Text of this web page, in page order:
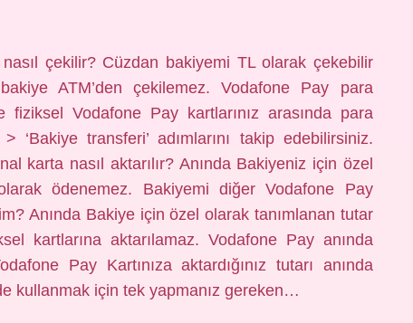
çekilir? Cüzdan bakiyemi TL olarak çekebilir
ATM’den çekilemez. Vodafone Pay para
fiziksel Vodafone Pay kartlarınız arasında para
‘Bakiye transferi’ adımlarını takip edebilirsiniz.
karta nasıl aktarılır? Anında Bakiyeniz için özel
ödenemez. Bakiyemi diğer Vodafone Pay
Anında Bakiye için özel olarak tanımlanan tutar
kartlarına aktarılamaz. Vodafone Pay anında
Pay Kartınıza aktardığınız tutarı anında
kullanmak için tek yapmanız gereken…